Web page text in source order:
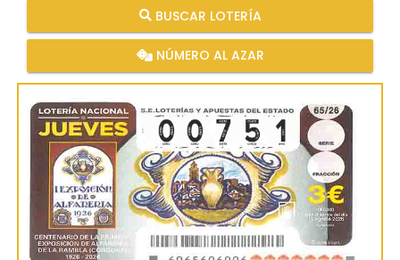
BUSCAR LOTERÍA
NÚMERO AL AZAR